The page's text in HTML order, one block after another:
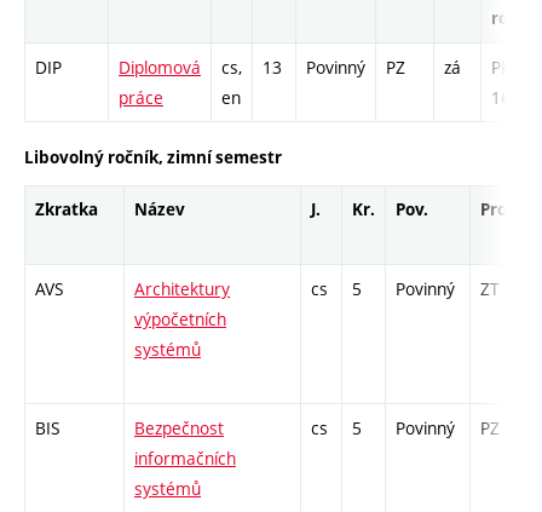
DIP
Diplomová
práce
cs,
en
13 Povinný PZ zá
PR -
169
Libovolný ročník, zimní semestr
Zkratka Název J. Kr. Pov. Prof.
AVS
Architektury
výpočetních
systémů
cs 5 Povinný ZT
BIS
Bezpečnost
informačních
systémů
cs 5 Povinný PZ